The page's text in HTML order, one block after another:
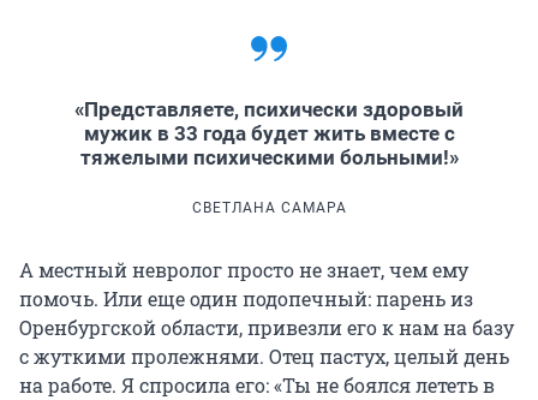
«Представляете, психически здоровый
мужик в 33 года будет жить вместе с
тяжелыми психическими больными!»
СВЕТЛАНА САМАРА
А местный невролог просто не знает, чем ему
помочь. Или еще один подопечный: парень из
Оренбургской области, привезли его к нам на базу
с жуткими пролежнями. Отец пастух, целый день
на работе. Я спросила его: «Ты не боялся лететь в